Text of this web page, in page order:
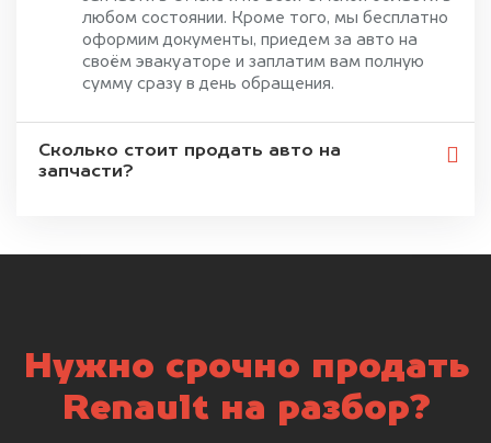
любом состоянии. Кроме того, мы бесплатно
оформим документы, приедем за авто на
своём эвакуаторе и заплатим вам полную
сумму сразу в день обращения.
Сколько стоит продать авто на
запчасти?
Нужно срочно продать
Renault на разбор?